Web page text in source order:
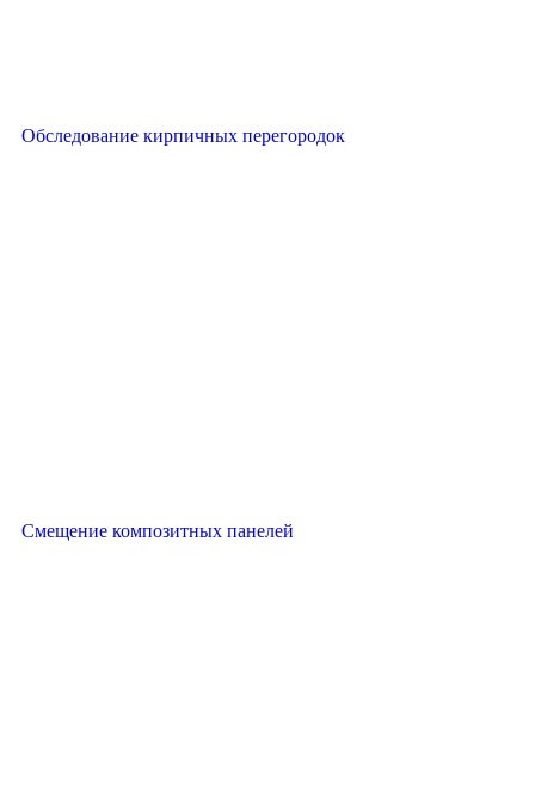
Обследование кирпичных перегородок
Смещение композитных панелей